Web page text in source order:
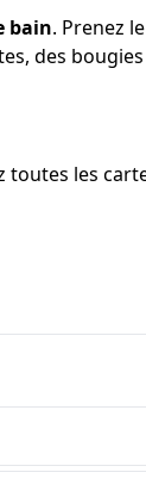
bain. Prenez
des
toutes les